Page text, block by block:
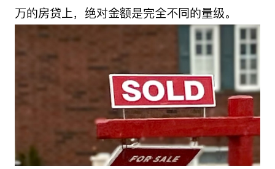
万的房贷上，绝对金额是完全不同的量级。